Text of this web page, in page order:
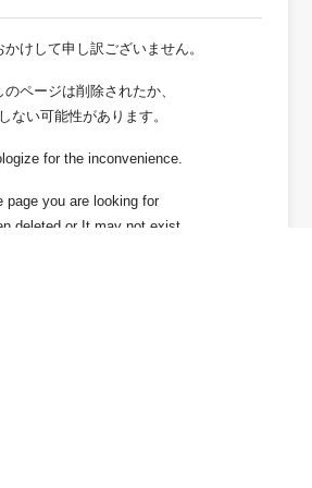
かけして申し訳ございません。
のページは削除されたか、
ない可能性があります。
for the inconvenience.
page you are looking for
deleted or It may not exist.